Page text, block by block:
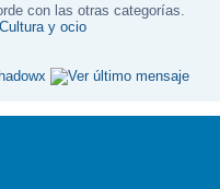
con las otras categorías.
Cultura y ocio